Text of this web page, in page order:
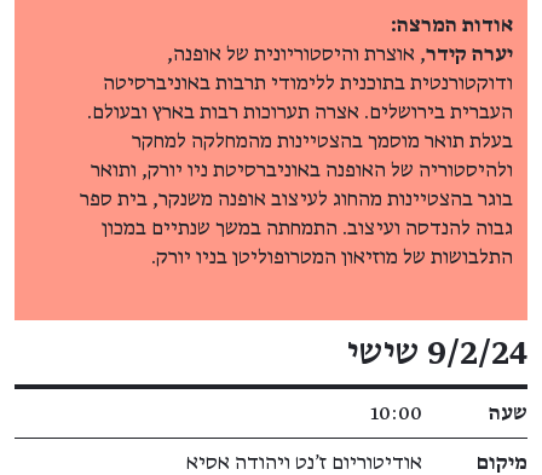
אודות המרצה:
יערה קידר, אוצרת והיסטוריונית של אופנה,
ודוקטורנטית בתוכנית ללימודי תרבות באוניברסיטה
העברית בירושלים. אצרה תערוכות רבות בארץ ובעולם.
בעלת תואר מוסמך בהצטיינות מהמחלקה למחקר
ולהיסטוריה של האופנה באוניברסיטת ניו יורק, ותואר
בוגר בהצטיינות מהחוג לעיצוב אופנה משנקר, בית ספר
גבוה להנדסה ועיצוב. התמחתה במשך שנתיים במכון
התלבושות של מוזיאון המטרופוליטן בניו יורק.
פרטי האירוע
9/2/24 שישי
שעה 10:00
מיקום
אודיטוריום ז'נט ויהודה אסיא